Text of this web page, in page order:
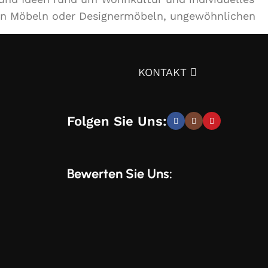
Möbeln oder Designermöbeln, ungewöhnlichen
– und trotzdem günstig.Überzeugen Sie sich
moderne und stilvolle Lösungen, die Sie
Wünschen zu entwickeln. Sie erhalten speziell
KONTAKT
Folgen Sie Uns:
Bewerten Sie Uns: